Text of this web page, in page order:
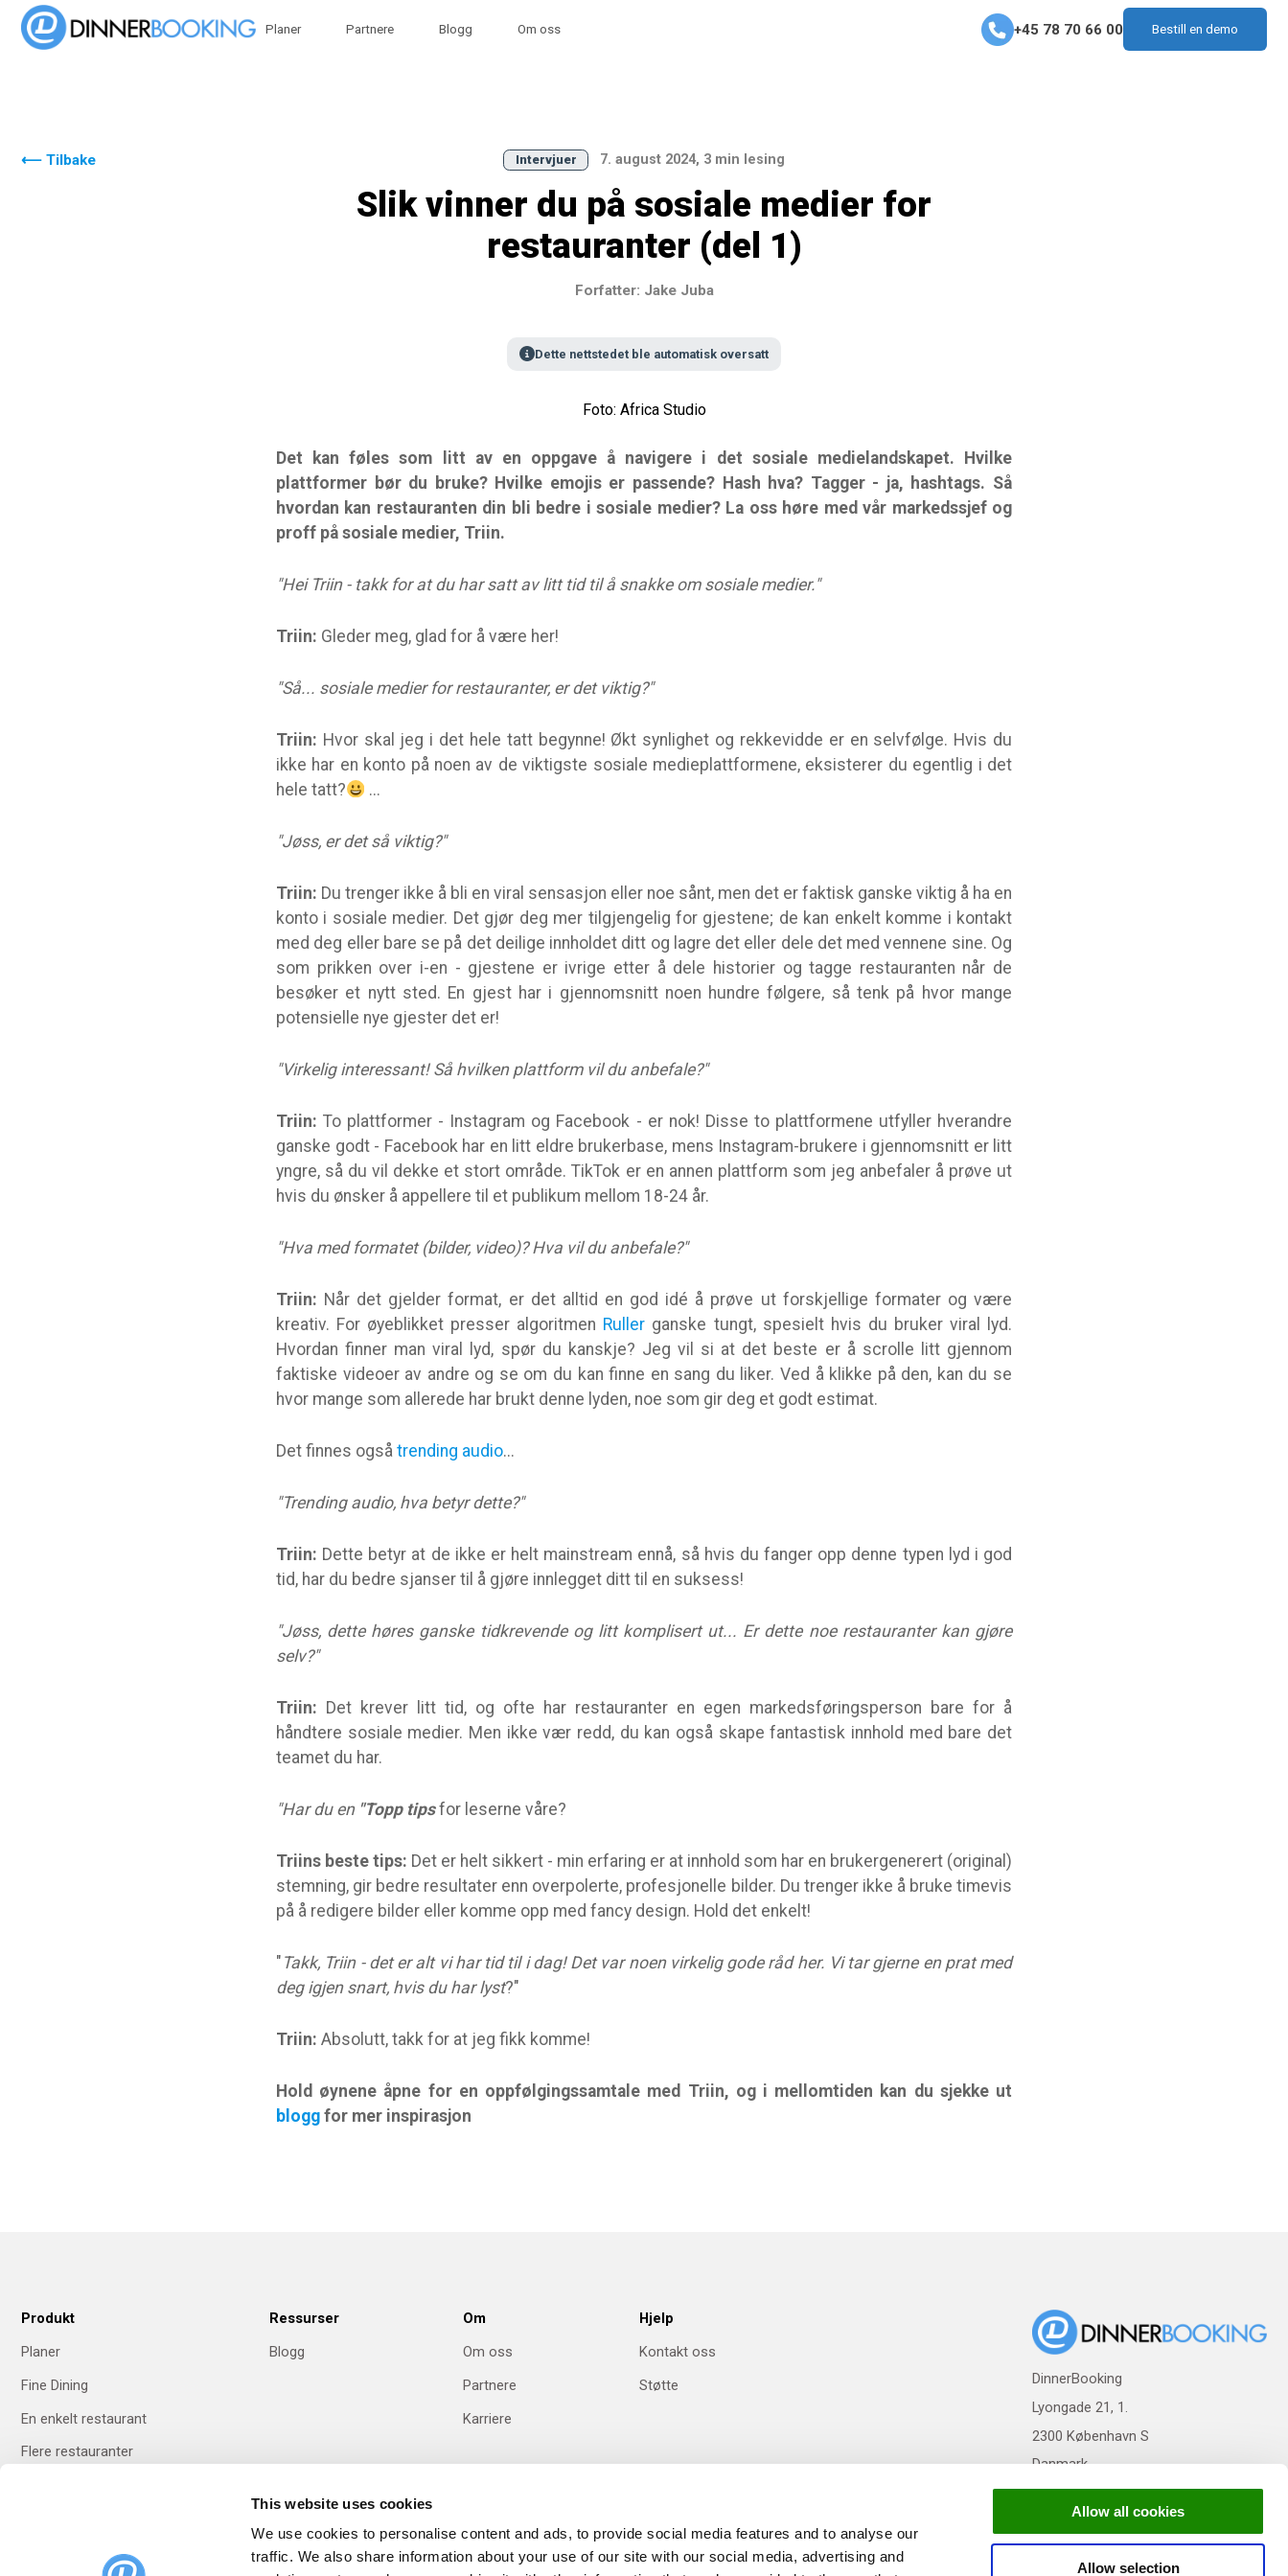
This website uses cookies
We use cookies to personalise content and ads, to provide social media features and to analyse our
traffic. We also share information about your use of our site with our social media, advertising and
Allow all cookies
Allow selection
Planer Partnere Blogg Om oss +45 78 70 66 00 Bestill en demo
⟵ Tilbake Intervjuer 7. august 2024, 3 min lesing
Slik vinner du på sosiale medier for
restauranter (del 1)
Forfatter: Jake Juba
Dette nettstedet ble automatisk oversatt
Foto: Africa Studio
Det kan føles som litt av en oppgave å navigere i det sosiale medielandskapet. Hvilke
plattformer bør du bruke? Hvilke emojis er passende? Hash hva? Tagger - ja, hashtags. Så
hvordan kan restauranten din bli bedre i sosiale medier? La oss høre med vår markedssjef og
proff på sosiale medier, Triin.
"Hei Triin - takk for at du har satt av litt tid til å snakke om sosiale medier."
Triin: Gleder meg, glad for å være her!
"Så... sosiale medier for restauranter, er det viktig?"
Triin: Hvor skal jeg i det hele tatt begynne! Økt synlighet og rekkevidde er en selvfølge. Hvis du
ikke har en konto på noen av de viktigste sosiale medieplattformene, eksisterer du egentlig i det
hele tatt?
...
"Jøss, er det så viktig?"
Triin: Du trenger ikke å bli en viral sensasjon eller noe sånt, men det er faktisk ganske viktig å ha en
konto i sosiale medier. Det gjør deg mer tilgjengelig for gjestene; de kan enkelt komme i kontakt
med deg eller bare se på det deilige innholdet ditt og lagre det eller dele det med vennene sine. Og
som prikken over i-en - gjestene er ivrige etter å dele historier og tagge restauranten når de
besøker et nytt sted. En gjest har i gjennomsnitt noen hundre følgere, så tenk på hvor mange
potensielle nye gjester det er!
"Virkelig interessant! Så hvilken plattform vil du anbefale?"
Triin: To plattformer - Instagram og Facebook - er nok! Disse to plattformene utfyller hverandre
ganske godt - Facebook har en litt eldre brukerbase, mens Instagram-brukere i gjennomsnitt er litt
yngre, så du vil dekke et stort område. TikTok er en annen plattform som jeg anbefaler å prøve ut
hvis du ønsker å appellere til et publikum mellom 18-24 år.
"Hva med formatet (bilder, video)? Hva vil du anbefale?"
Triin: Når det gjelder format, er det alltid en god idé å prøve ut forskjellige formater og være
kreativ. For øyeblikket presser algoritmen Ruller ganske tungt, spesielt hvis du bruker viral lyd.
Hvordan finner man viral lyd, spør du kanskje? Jeg vil si at det beste er å scrolle litt gjennom
faktiske videoer av andre og se om du kan finne en sang du liker. Ved å klikke på den, kan du se
hvor mange som allerede har brukt denne lyden, noe som gir deg et godt estimat.
Det finnes også trending audio...
"Trending audio, hva betyr dette?"
Triin: Dette betyr at de ikke er helt mainstream ennå, så hvis du fanger opp denne typen lyd i god
tid, har du bedre sjanser til å gjøre innlegget ditt til en suksess!
"Jøss, dette høres ganske tidkrevende og litt komplisert ut... Er dette noe restauranter kan gjøre
selv?"
Triin: Det krever litt tid, og ofte har restauranter en egen markedsføringsperson bare for å
håndtere sosiale medier. Men ikke vær redd, du kan også skape fantastisk innhold med bare det
teamet du har.
"Har du en "Topp tips for leserne våre?
Triins beste tips: Det er helt sikkert - min erfaring er at innhold som har en brukergenerert (original)
stemning, gir bedre resultater enn overpolerte, profesjonelle bilder. Du trenger ikke å bruke timevis
på å redigere bilder eller komme opp med fancy design. Hold det enkelt!
" Takk, Triin - det er alt vi har tid til i dag! Det var noen virkelig gode råd her. Vi tar gjerne en prat med
deg igjen snart, hvis du har lyst?"
Triin: Absolutt, takk for at jeg fikk komme!
Hold øynene åpne for en oppfølgingssamtale med Triin, og i mellomtiden kan du sjekke ut
blogg for mer inspirasjon
Produkt
Planer
Fine Dining
En enkelt restaurant
Flere restauranter
Ressurser
Blogg
Om
Om oss
Partnere
Karriere
Hjelp
Kontakt oss
Støtte
DinnerBooking
Lyongade 21, 1.
2300 København S
Danmark